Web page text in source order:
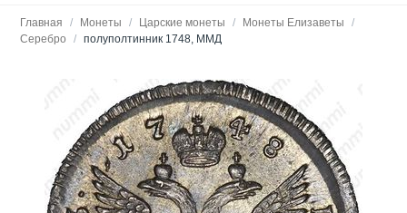
Главная / Монеты / Царские монеты / Монеты Елизаветы
/
Серебро
/ полуполтинник 1748, ММД